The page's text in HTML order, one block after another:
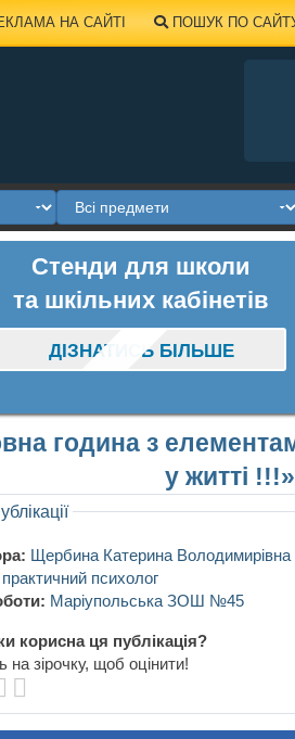
НА САЙТІ ПОШУК ПО
Стенди для школи
та шкільних кабінетів
ДІЗНАТИСЬ БІЛЬШЕ
година з
у житті
Щербина Катерина Володимирівна
практичний психолог
Маріупольська ЗОШ №45
корисна ця публікація?
на зірочку, щоб оцінити!